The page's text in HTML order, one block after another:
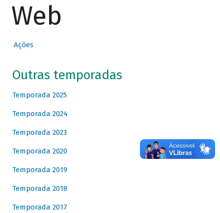
Web
Ações
Outras temporadas
Temporada 2025
Temporada 2024
Temporada 2023
Temporada 2020
Temporada 2019
Temporada 2018
Temporada 2017